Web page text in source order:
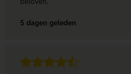
5 dagen geleden